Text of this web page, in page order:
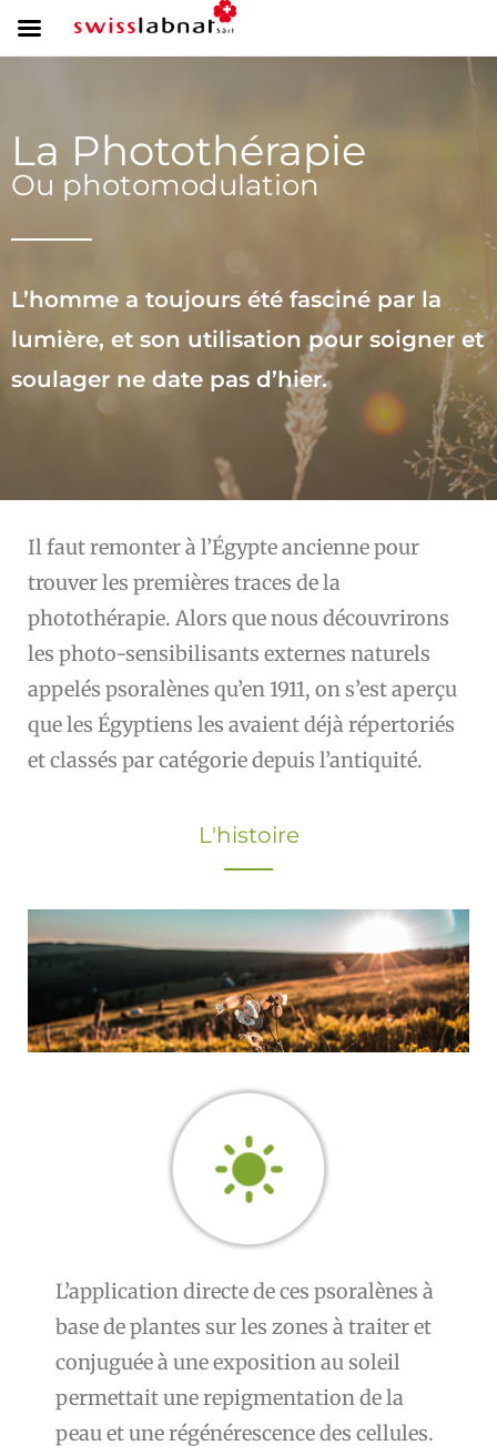
La Photothérapie
Ou photomodulation
L’homme a toujours été fasciné par la
lumière, et son utilisation pour soigner et
soulager ne date pas d’hier.
Il faut remonter à l’Égypte ancienne pour
trouver les premières traces de la
photothérapie. Alors que nous découvrirons
les photo-sensibilisants externes naturels
appelés psoralènes qu’en 1911, on s’est aperçu
que les Égyptiens les avaient déjà répertoriés
et classés par catégorie depuis l’antiquité.
L'histoire
L’application directe de ces psoralènes à
base de plantes sur les zones à traiter et
conjuguée à une exposition au soleil
permettait une repigmentation de la
peau et une régénérescence des cellules.